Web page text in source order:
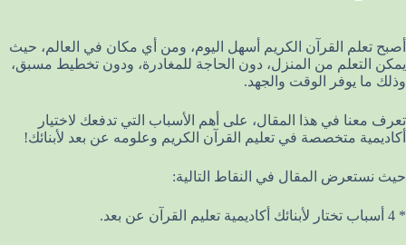
أصبح تعلم القرآن الكريم أسهل اليوم، ومن أي مكان في العالم، حيث
يمكن التعلم من المنزل، دون الحاجة للمغادرة، ودون تخطيط مسبق،
وذلك ما يوفر الوقت والجهد.
تعرف معنا في هذا المقال، على أهم الأسباب التي تدفعك لاختيار
أكاديمية متخصصة في تعليم القرآن الكريم وعلومه عن بعد لأبنائك!
حيث نستعرض المقال في النقاط التالية:
* 4 أسباب تختار لأبنائك أكاديمية تعليم القرآن عن بعد.